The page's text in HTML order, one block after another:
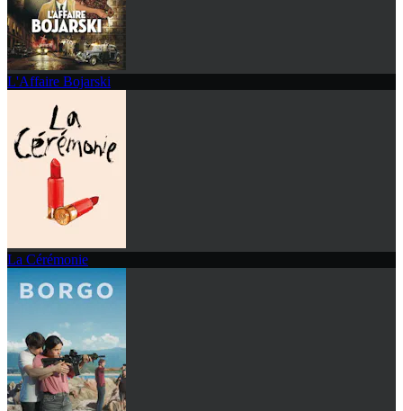
L'Affaire Bojarski
La Cérémonie